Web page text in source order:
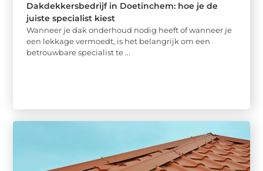
Dakdekkersbedrijf in Doetinchem: hoe je de
juiste specialist kiest
Wanneer je dak onderhoud nodig heeft of wanneer je
een lekkage vermoedt, is het belangrijk om een
betrouwbare specialist te ...